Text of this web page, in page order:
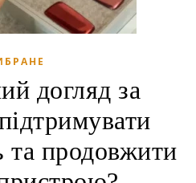
догляд за
та продовжити